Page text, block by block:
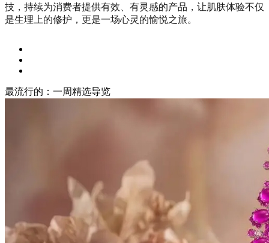
技，持续为消费者提供有效、有灵感的产品，让肌肤体验不仅
是生理上的修护，更是一场心灵的愉悦之旅。
最流行的：一周精选导览